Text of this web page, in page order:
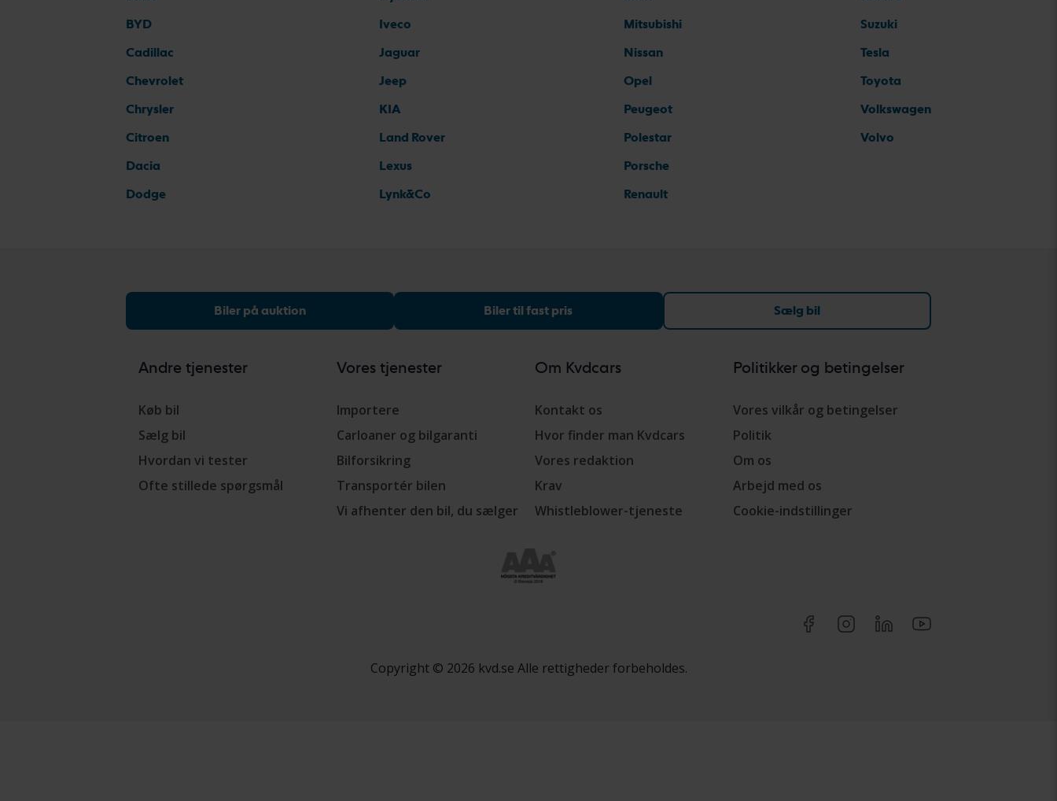
BYD
Cadillac
Chevrolet
Chrysler
Citroen
Dacia
Dodge
Iveco
Jaguar
Jeep
KIA
Land Rover
Lexus
Lynk&Co
Mitsubishi
Nissan
Opel
Peugeot
Polestar
Porsche
Renault
Suzuki
Tesla
Toyota
Volkswagen
Volvo
Biler på auktion Biler til fast pris Sælg bil
Andre tjenester
Køb bil
Sælg bil
Hvordan vi tester
Ofte stillede spørgsmål
Vores tjenester
Importere
Carloaner og bilgaranti
Bilforsikring
Transportér bilen
Vi afhenter den bil, du sælger
Om Kvdcars
Kontakt os
Hvor finder man Kvdcars
Vores redaktion
Krav
Whistleblower-tjeneste
Politikker og betingelser
Vores vilkår og betingelser
Politik
Om os
Arbejd med os
Cookie-indstillinger
Copyright © 2026 kvd.se Alle rettigheder forbeholdes.